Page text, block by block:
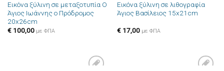
Πρόσθήκη
στην λίστα
Εικόνα ξύλινη σε μεταξοτυπία Ο
Άγιος Ιωάννης ο Πρόδρομος
20x26cm
€100,00 με ΦΠΑ
Πρόσθήκη
στην λίστα
Εικόνα ξύλινη σε λιθογραφία
Άγιος Βασίλειος 15x21cm
€17,00 με ΦΠΑ